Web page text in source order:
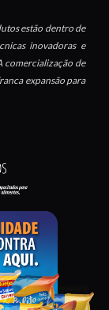
estão dentro de
inovadoras e
comercialização de
expansão para